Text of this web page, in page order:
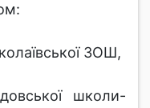
ЗОШ,
школи-